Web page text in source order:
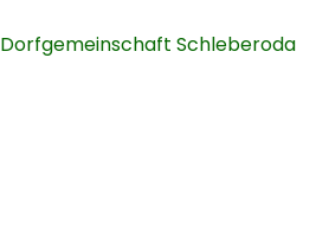
Dorfgemeinschaft Schleberoda